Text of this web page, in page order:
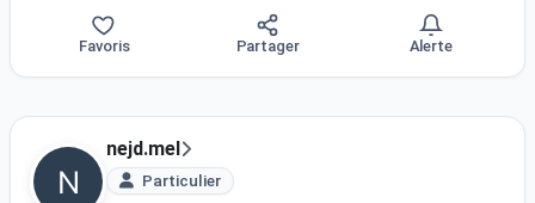
Favoris Partager Alerte
nejd.mel
Particulier